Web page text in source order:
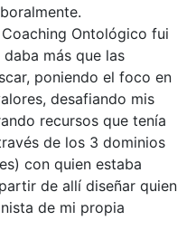
Ontológico fui
más que las
poniendo el foco en
desafiando mis
recursos que tenía
de los 3 dominios
con quien estaba
de allí diseñar quien
de mi propia